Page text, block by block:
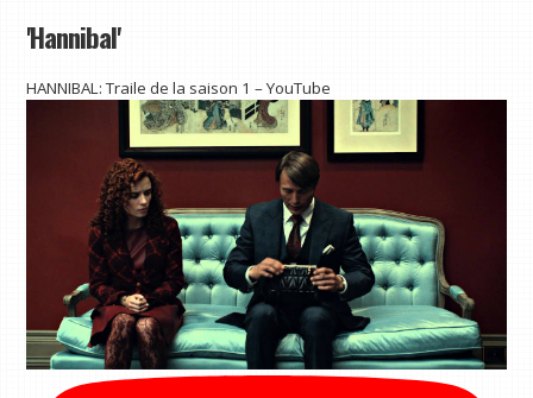
'Hannibal'
HANNIBAL: Traile de la saison 1 – YouTube